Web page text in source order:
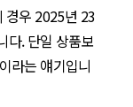
경우 2025년 23
다. 단일 상품보
라는 얘기입니